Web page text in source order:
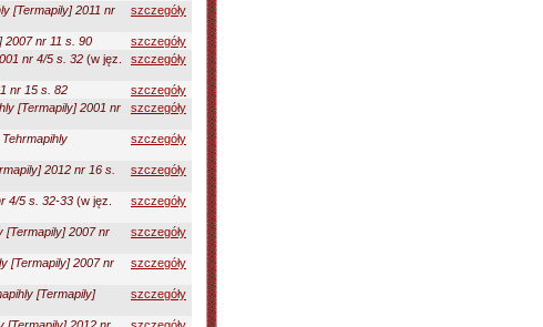
[Termapily] 2011 nr
szczegóły
2007 nr 11 s. 90
szczegóły
nr 4/5 s. 32 (w jęz.
szczegóły
nr 15 s. 82
szczegóły
[Termapily] 2001 nr
szczegóły
Tehrmapihly
szczegóły
2012 nr 16 s.
szczegóły
4/5 s. 32-33 (w jęz.
szczegóły
[Termapily] 2007 nr
szczegóły
[Termapily] 2007 nr
szczegóły
[Termapily]
szczegóły